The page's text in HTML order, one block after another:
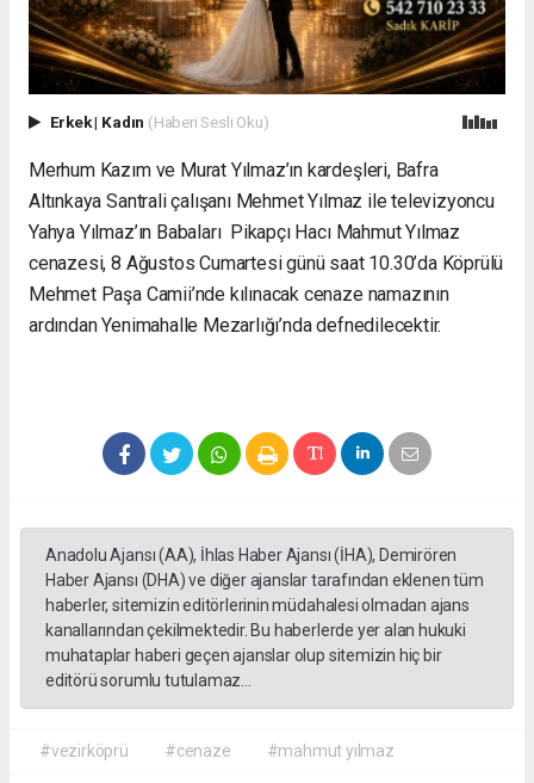
Erkek| Kadın (Haberi Sesli Oku)
Merhum Kazım ve Murat Yılmaz’ın kardeşleri, Bafra
Altınkaya Santrali çalışanı Mehmet Yılmaz ile televizyoncu
Yahya Yılmaz’ın Babaları Pikapçı Hacı Mahmut Yılmaz
cenazesi, 8 Ağustos Cumartesi günü saat 10.30’da Köprülü
Mehmet Paşa Camii’nde kılınacak cenaze namazının
ardından Yenimahalle Mezarlığı’nda defnedilecektir.
Anadolu Ajansı (AA), İhlas Haber Ajansı (İHA), Demirören
Haber Ajansı (DHA) ve diğer ajanslar tarafından eklenen tüm
haberler, sitemizin editörlerinin müdahalesi olmadan ajans
kanallarından çekilmektedir. Bu haberlerde yer alan hukuki
muhataplar haberi geçen ajanslar olup sitemizin hiç bir
editörü sorumlu tutulamaz...
#vezirköprü #cenaze #mahmut yılmaz